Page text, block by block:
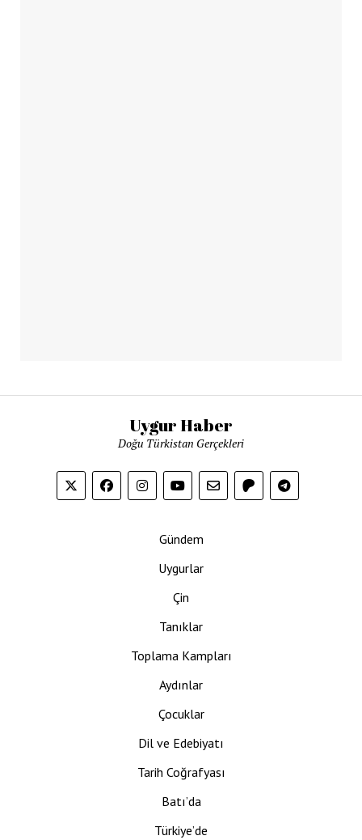
Uygur Haber
Doğu Türkistan Gerçekleri
Gündem
Uygurlar
Çin
Tanıklar
Toplama Kampları
Aydınlar
Çocuklar
Dil ve Edebiyatı
Tarih Coğrafyası
Batı’da
Türkiye’de